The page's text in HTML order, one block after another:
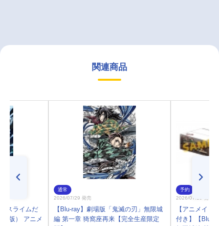
関連商品
スライムだ
版） アニメ
通常
2026/07/29 発売
【Blu-ray】劇場版「鬼滅の刃」無限城
編 第一章 猗窩座再来【完全生産限定
予約
2026/07/29 発売
【アニメイト
付き】【Blu-